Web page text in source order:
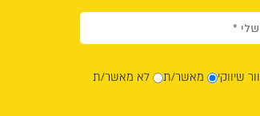
שיווקי מאשר/ת לא מאשר/ת